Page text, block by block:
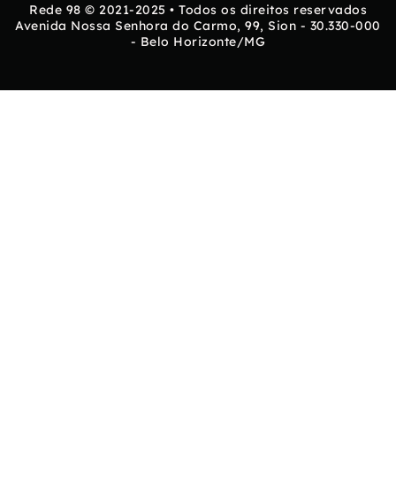
Rede 98 © 2021-2025 • Todos os direitos reservados
Avenida Nossa Senhora do Carmo, 99, Sion - 30.330-000
- Belo Horizonte/MG